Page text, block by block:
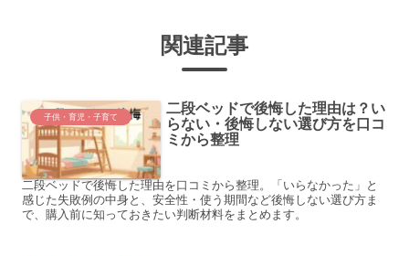
関連記事
子供・育児・子育て
二段ベッドで後悔した理由は？い
らない・後悔しない選び方を口コ
ミから整理
二段ベッドで後悔した理由を口コミから整理。「いらなかった」と
感じた失敗例の中身と、安全性・使う期間など後悔しない選び方ま
で、購入前に知っておきたい判断材料をまとめます。